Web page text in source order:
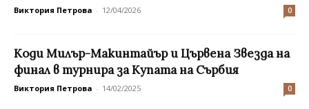
Виктория Петрова - 12/04/2026 0
Коди Милър-Макинтайър и Цървена Звезда на
финал в турнира за Купата на Сърбия
Виктория Петрова - 14/02/2025 0